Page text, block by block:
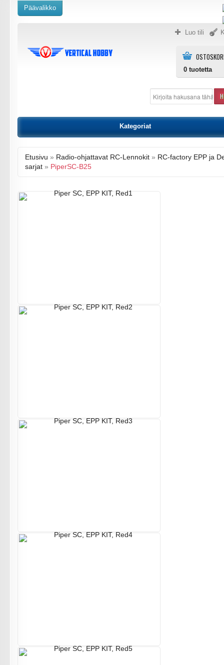
Luo tili
0 tuotetta
Päävalikko
Kategoriat
Etusivu » Radio-ohjattavat RC-Lennokit » RC-factory EPP ja
sarjat » PiperSC-B25